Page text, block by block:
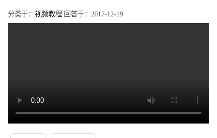
分类于： 视频教程 回答于：2017-12-19